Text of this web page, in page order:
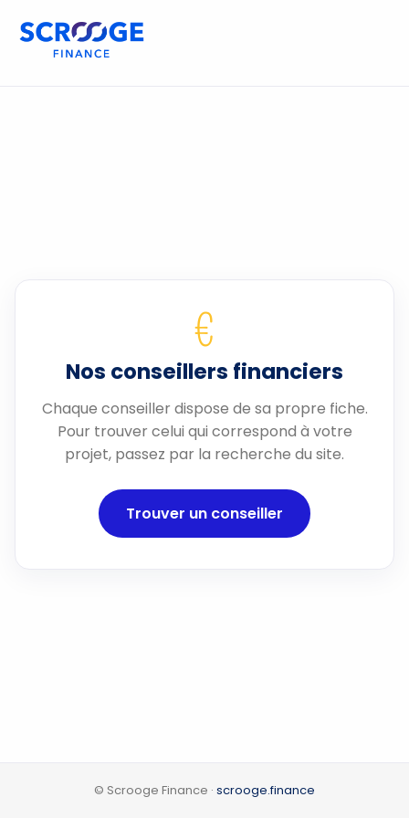
€
Nos conseillers financiers
Chaque conseiller dispose de sa propre fiche.
Pour trouver celui qui correspond à votre
projet, passez par la recherche du site.
Trouver un conseiller
© Scrooge Finance · scrooge.finance